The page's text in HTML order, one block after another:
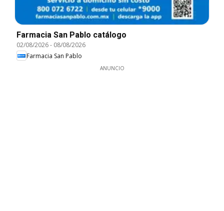
Farmacia San Pablo catálogo
02/08/2026- 08/08/2026
Farmacia San Pablo
ANUNCIO